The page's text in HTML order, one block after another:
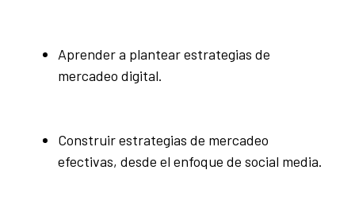
Aprender a plantear estrategias de
mercadeo digital.
Construir estrategias de mercadeo
efectivas, desde el enfoque de social media.